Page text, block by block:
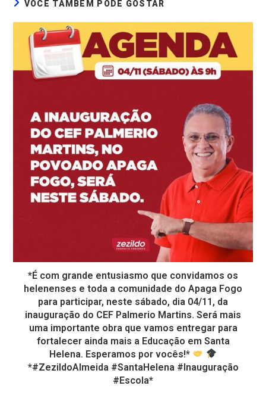
VOCÊ TAMBÉM PODE GOSTAR
*É com grande entusiasmo que convidamos os
helenenses e toda a comunidade do Apaga Fogo
para participar, neste sábado, dia 04/11, da
inauguração do CEF Palmerio Martins. Será mais
uma importante obra que vamos entregar para
fortalecer ainda mais a Educação em Santa
Helena. Esperamos por vocês!*
*#ZezildoAlmeida #SantaHelena #Inauguração
#Escola*